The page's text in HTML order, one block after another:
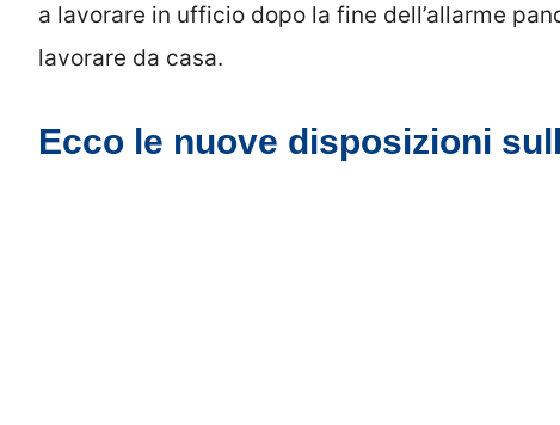
a lavorare in ufficio dopo la fine dell’allarme
lavorare da casa.
Ecco le nuove disposizioni